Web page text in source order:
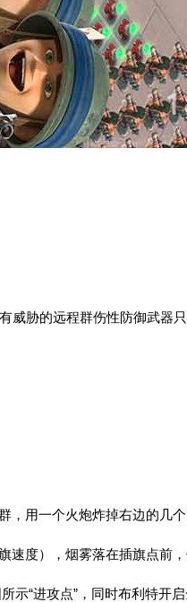
威胁的远程群伤性防御武器只
，用一个火炮炸掉右边的几个
速度），烟雾落在插旗点前
示“进攻点”，同时布利特开启